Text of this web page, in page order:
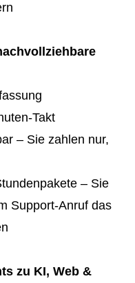
Takt
– Sie zahlen nur,
– Sie
Support-Anruf das
zu KI, Web &